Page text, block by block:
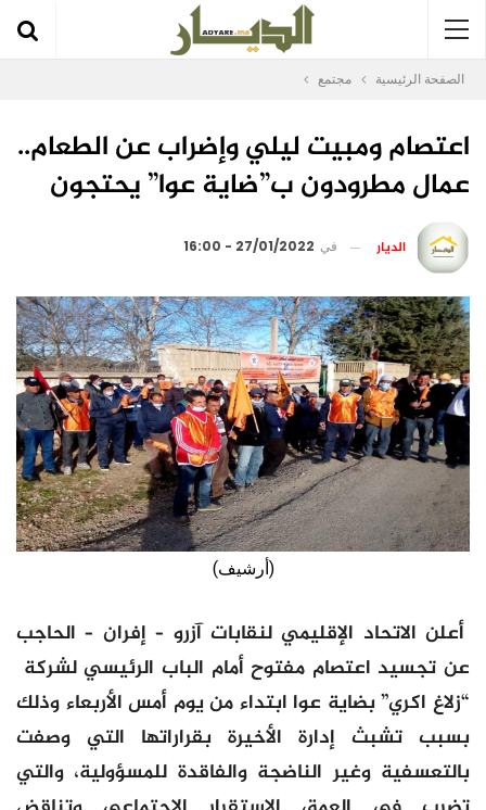
الصفحة الرئيسية مجتمع
اعتصام ومبيت ليلي وإضراب عن الطعام..
عمال مطرودون ب”ضاية عوا” يحتجون
الديار في 27/01/2022 - 16:00
(أرشيف)
أعلن الاتحاد الإقليمي لنقابات آزرو – إفران – الحاجب
عن تجسيد اعتصام مفتوح أمام الباب الرئيسي لشركة
“زلاغ اكري” بضاية عوا ابتداء من يوم أمس الأربعاء وذلك
بسبب تشبث إدارة الأخيرة بقراراتها التي وصفت
بالتعسفية وغير الناضجة والفاقدة للمسؤولية، والتي